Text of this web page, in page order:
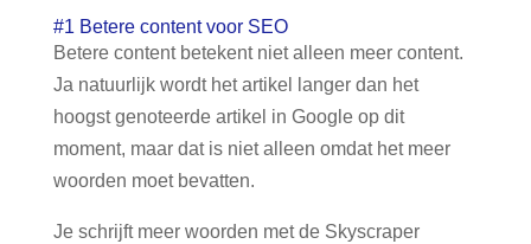
#1 Betere content voor SEO
Betere content betekent niet alleen meer content.
Ja natuurlijk wordt het artikel langer dan het
hoogst genoteerde artikel in Google op dit
moment, maar dat is niet alleen omdat het meer
woorden moet bevatten.
Je schrijft meer woorden met de Skyscraper